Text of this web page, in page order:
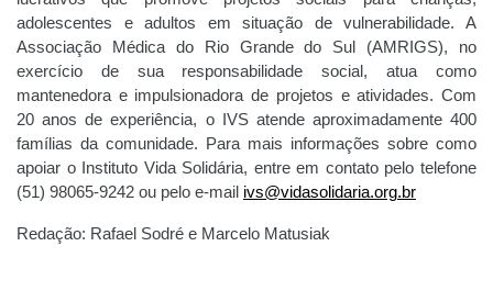
adolescentes e adultos em situação de vulnerabilidade. A
Associação Médica do Rio Grande do Sul (AMRIGS), no
exercício de sua responsabilidade social, atua como
mantenedora e impulsionadora de projetos e atividades. Com
20 anos de experiência, o IVS atende aproximadamente 400
famílias da comunidade. Para mais informações sobre como
apoiar o Instituto Vida Solidária, entre em contato pelo telefone
(51) 98065-9242 ou pelo e-mail ivs@vidasolidaria.org.br
Redação: Rafael Sodré e Marcelo Matusiak